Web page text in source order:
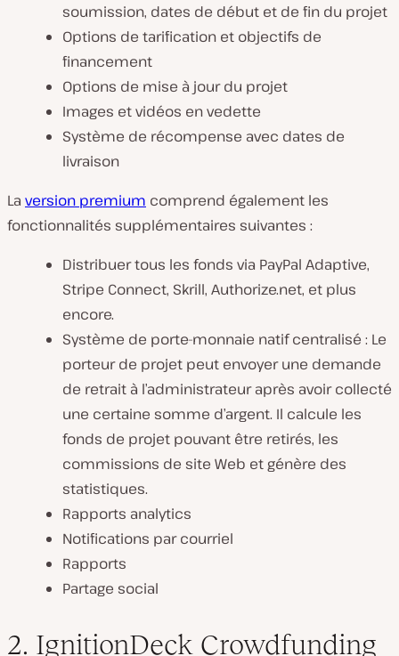
soumission, dates de début et de fin du projet
Options de tarification et objectifs de
financement
Options de mise à jour du projet
Images et vidéos en vedette
Système de récompense avec dates de
livraison
La version premium comprend également les
fonctionnalités supplémentaires suivantes :
Distribuer tous les fonds via PayPal Adaptive,
Stripe Connect, Skrill, Authorize.net, et plus
encore.
Système de porte-monnaie natif centralisé : Le
porteur de projet peut envoyer une demande
de retrait à l’administrateur après avoir collecté
une certaine somme d’argent. Il calcule les
fonds de projet pouvant être retirés, les
commissions de site Web et génère des
statistiques.
Rapports analytics
Notifications par courriel
Rapports
Partage social
2. IgnitionDeck Crowdfunding